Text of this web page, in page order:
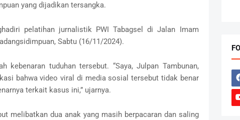
yang dijadikan tersangka.
pelatihan jurnalistik PWI Tabagsel di Jalan Imam
Sabtu (16/11/2024).
kebenaran tuduhan tersebut. “Saya, Julpan Tambunan,
bahwa video viral di media sosial tersebut tidak benar
terkait kasus ini,” ujarnya.
melibatkan dua anak yang masih berpacaran dan saling